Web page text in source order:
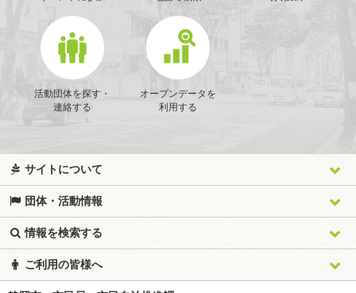
活動団体を探す・
連絡する
オープンデータを
利用する
サイトについて
団体・活動情報
情報を検索する
ご利用の皆様へ